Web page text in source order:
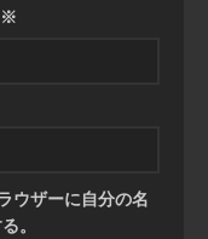
※
ウザーに自分の名
。